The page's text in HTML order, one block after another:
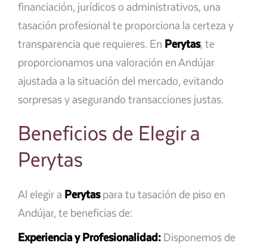
financiación, jurídicos o administrativos, una
tasación profesional te proporciona la certeza y
transparencia que requieres. En Perytas, te
proporcionamos una valoración en Andújar
ajustada a la situación del mercado, evitando
sorpresas y asegurando transacciones justas.
Beneficios de Elegir a
Perytas
Al elegir a Perytaspara tu tasación de piso en
Andújar, te beneficias de:
Experiencia y Profesionalidad: Disponemos de